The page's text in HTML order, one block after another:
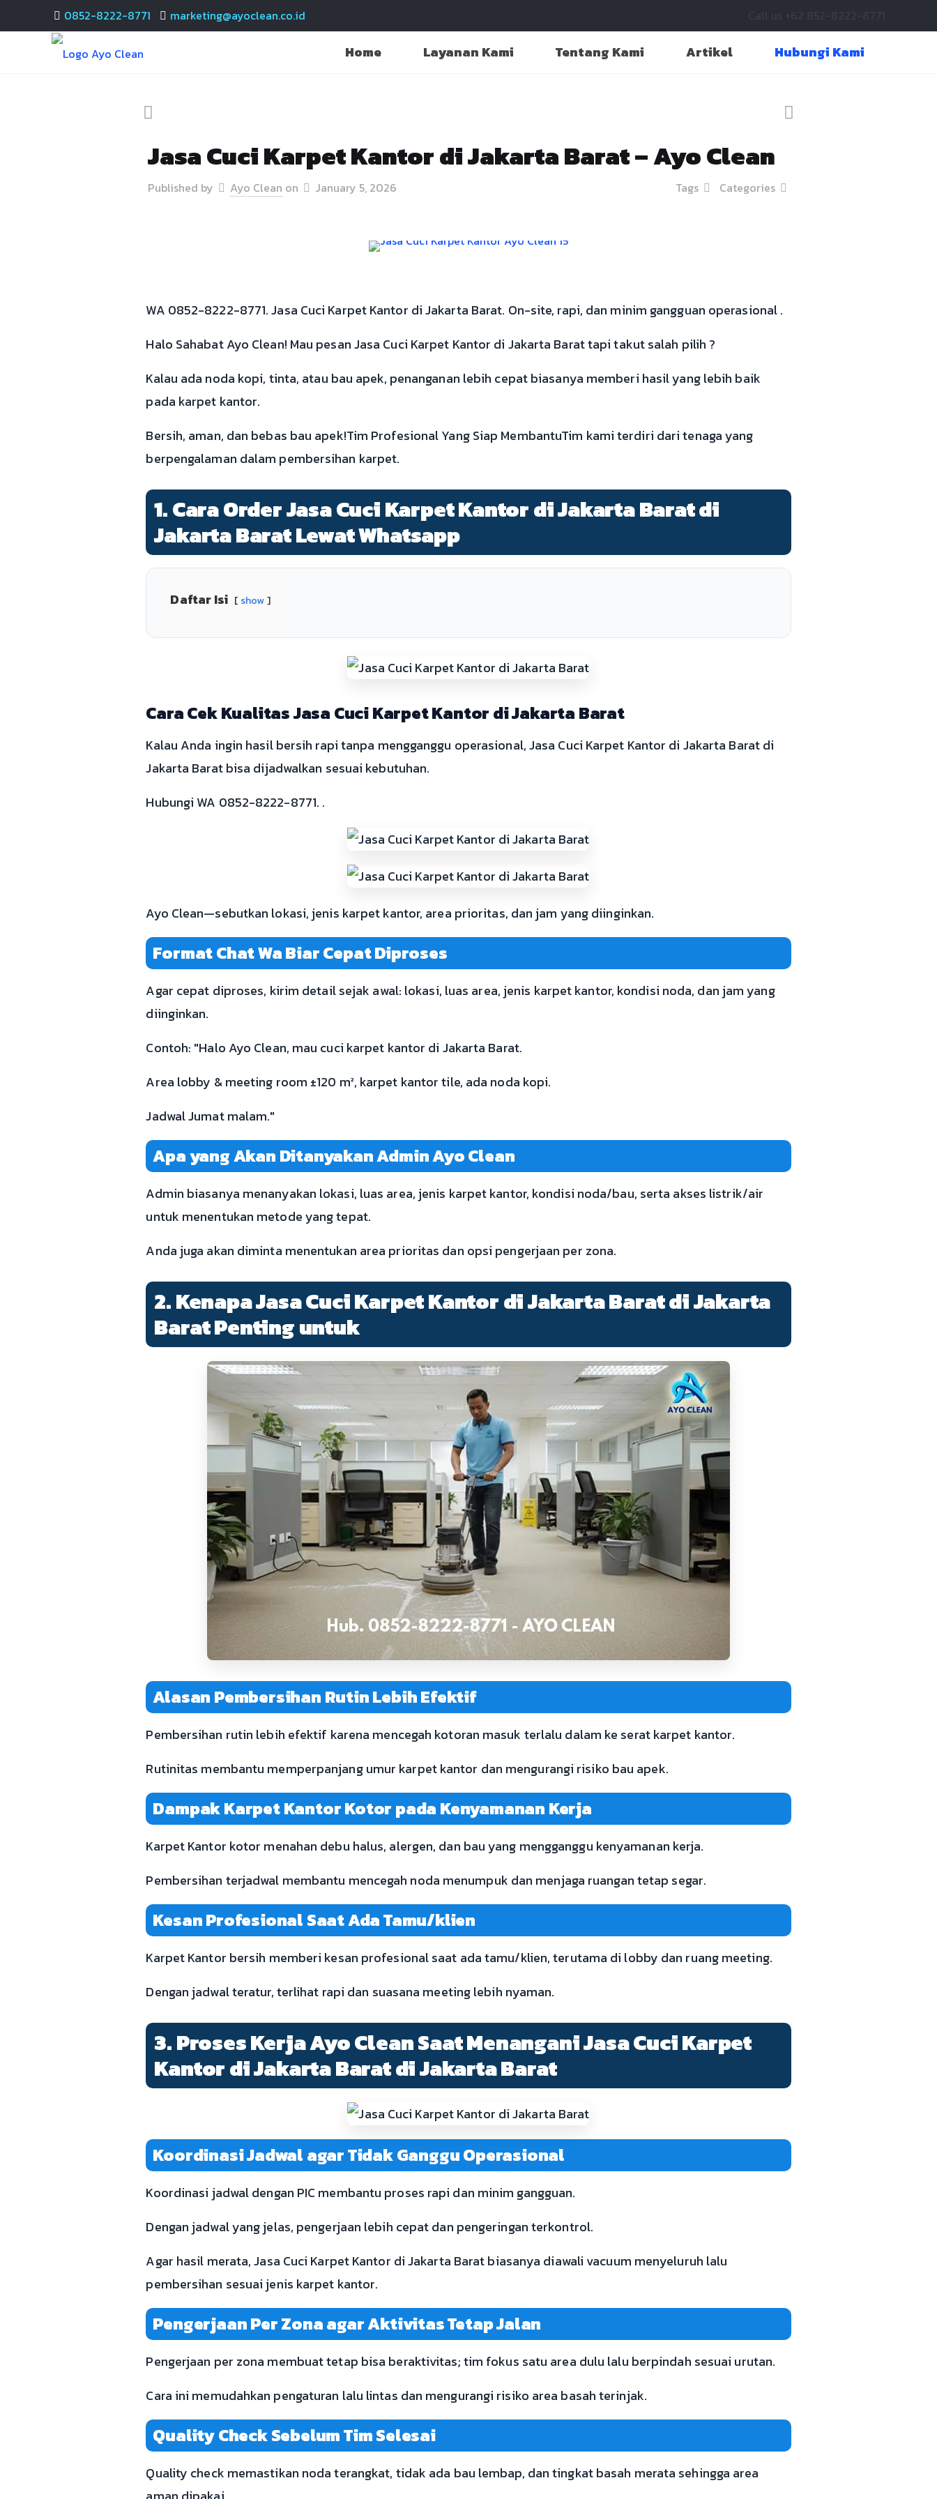
0852-8222-8771 marketing@ayoclean.co.id
Home Layanan Kami Tentang Kami Artikel Hubungi Kami
Jasa Cuci Karpet Kantor di Jakarta Barat – Ayo Clean
Published by Ayo Clean on January 5, 2026 Categories
Tags
WA 0852-8222-8771. Jasa Cuci Karpet Kantor di Jakarta Barat. On-site, rapi, dan minim gangguan operasional .
Halo Sahabat Ayo Clean! Mau pesan Jasa Cuci Karpet Kantor di Jakarta Barat tapi takut salah pilih ?
Kalau ada noda kopi, tinta, atau bau apek, penanganan lebih cepat biasanya memberi hasil yang lebih baik
pada karpet kantor.
Bersih, aman, dan bebas bau apek!Tim Profesional Yang Siap MembantuTim kami terdiri dari tenaga yang
berpengalaman dalam pembersihan karpet.
1. Cara Order Jasa Cuci Karpet Kantor di Jakarta Barat di
Jakarta Barat Lewat Whatsapp
Daftar Isi show
Cara Cek Kualitas Jasa Cuci Karpet Kantor di Jakarta Barat
Kalau Anda ingin hasil bersih rapi tanpa mengganggu operasional, Jasa Cuci Karpet Kantor di Jakarta Barat di
Jakarta Barat bisa dijadwalkan sesuai kebutuhan.
Hubungi WA 0852-8222-8771. .
Ayo Clean—sebutkan lokasi, jenis karpet kantor, area prioritas, dan jam yang diinginkan.
Format Chat Wa Biar Cepat Diproses
Agar cepat diproses, kirim detail sejak awal: lokasi, luas area, jenis karpet kantor, kondisi noda, dan jam yang
diinginkan.
Contoh: "Halo Ayo Clean, mau cuci karpet kantor di Jakarta Barat.
Area lobby & meeting room ±120 m², karpet kantor tile, ada noda kopi.
Jadwal Jumat malam."
Apa yang Akan Ditanyakan Admin Ayo Clean
Admin biasanya menanyakan lokasi, luas area, jenis karpet kantor, kondisi noda/bau, serta akses listrik/air
untuk menentukan metode yang tepat.
Anda juga akan diminta menentukan area prioritas dan opsi pengerjaan per zona.
2. Kenapa Jasa Cuci Karpet Kantor di Jakarta Barat di Jakarta
Barat Penting untuk
Alasan Pembersihan Rutin Lebih Efektif
Pembersihan rutin lebih efektif karena mencegah kotoran masuk terlalu dalam ke serat karpet kantor.
Rutinitas membantu memperpanjang umur karpet kantor dan mengurangi risiko bau apek.
Dampak Karpet Kantor Kotor pada Kenyamanan Kerja
Karpet Kantor kotor menahan debu halus, alergen, dan bau yang mengganggu kenyamanan kerja.
Pembersihan terjadwal membantu mencegah noda menumpuk dan menjaga ruangan tetap segar.
Kesan Profesional Saat Ada Tamu/klien
Karpet Kantor bersih memberi kesan profesional saat ada tamu/klien, terutama di lobby dan ruang meeting.
Dengan jadwal teratur, terlihat rapi dan suasana meeting lebih nyaman.
3. Proses Kerja Ayo Clean Saat Menangani Jasa Cuci Karpet
Kantor di Jakarta Barat di Jakarta Barat
Koordinasi Jadwal agar Tidak Ganggu Operasional
Koordinasi jadwal dengan PIC membantu proses rapi dan minim gangguan.
Dengan jadwal yang jelas, pengerjaan lebih cepat dan pengeringan terkontrol.
Agar hasil merata, Jasa Cuci Karpet Kantor di Jakarta Barat biasanya diawali vacuum menyeluruh lalu
pembersihan sesuai jenis karpet kantor.
Pengerjaan Per Zona agar Aktivitas Tetap Jalan
Pengerjaan per zona membuat tetap bisa beraktivitas; tim fokus satu area dulu lalu berpindah sesuai urutan.
Cara ini memudahkan pengaturan lalu lintas dan mengurangi risiko area basah terinjak.
Quality Check Sebelum Tim Selesai
Quality check memastikan noda terangkat, tidak ada bau lembap, dan tingkat basah merata sehingga area